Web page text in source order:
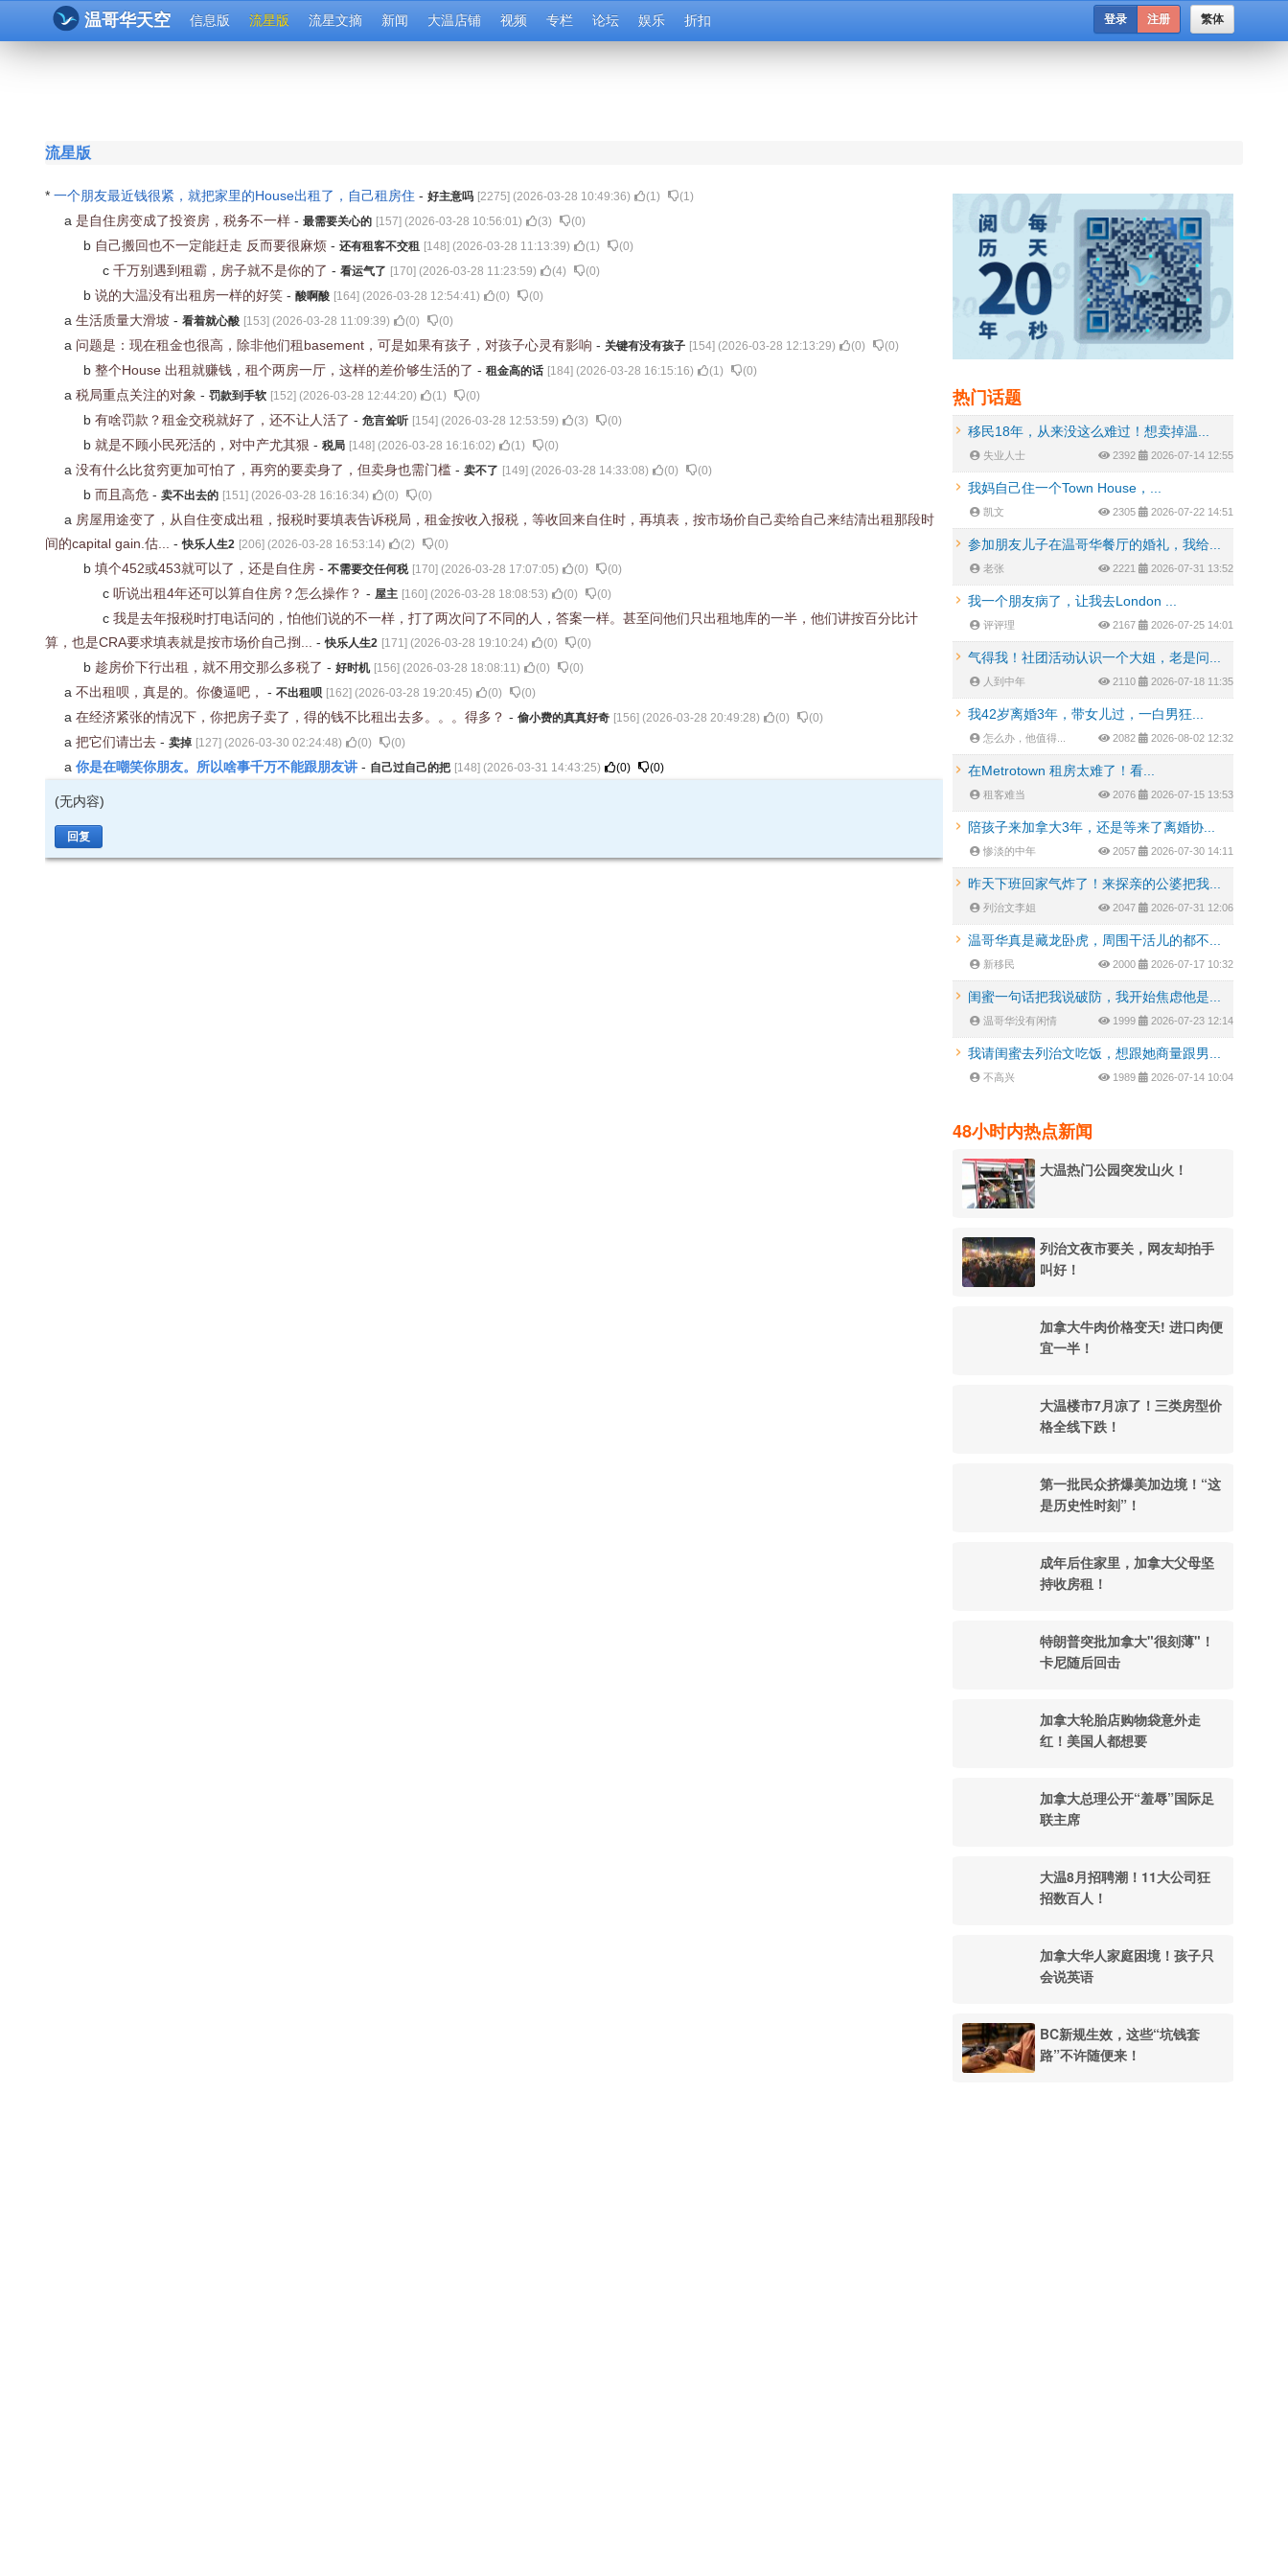
温哥华天空 信息版 流星版 流星文摘 新闻 大温店铺 视频 专栏 论坛 娱乐 折扣 繁体
登录 注册
流星版
* 一个朋友最近钱很紧，就把家里的House出租了，自己租房住 - 好主意吗 [2275] (2026-03-28 10:49:36) (1) (1)
a 是自住房变成了投资房，税务不一样 - 最需要关心的 [157] (2026-03-28 10:56:01) (3) (0)
b 自己搬回也不一定能赶走 反而要很麻烦 - 还有租客不交租 [148] (2026-03-28 11:13:39) (1) (0)
c 千万别遇到租霸，房子就不是你的了 - 看运气了 [170] (2026-03-28 11:23:59) (4) (0)
b 说的大温没有出租房一样的好笑 - 酸啊酸 [164] (2026-03-28 12:54:41) (0) (0)
a 生活质量大滑坡 - 看着就心酸 [153] (2026-03-28 11:09:39) (0) (0)
a 问题是：现在租金也很高，除非他们租basement，可是如果有孩子，对孩子心灵有影响 - 关键有没有孩子 [154] (2026-03-28 12:13:29) (0) (0)
b 整个House 出租就赚钱，租个两房一厅，这样的差价够生活的了 - 租金高的话 [184] (2026-03-28 16:15:16) (1) (0)
a 税局重点关注的对象 - 罚款到手软 [152] (2026-03-28 12:44:20) (1) (0)
b 有啥罚款？租金交税就好了，还不让人活了 - 危言耸听 [154] (2026-03-28 12:53:59) (3) (0)
b 就是不顾小民死活的，对中产尤其狠 - 税局 [148] (2026-03-28 16:16:02) (1) (0)
a 没有什么比贫穷更加可怕了，再穷的要卖身了，但卖身也需门槛 - 卖不了 [149] (2026-03-28 14:33:08) (0) (0)
b 而且高危 - 卖不出去的 [151] (2026-03-28 16:16:34) (0) (0)
a 房屋用途变了，从自住变成出租，报税时要填表告诉税局，租金按收入报税，等收回来自住时，再填表，按市场价自己卖给自己来结清出租那段时
间的capital gain.估... -快乐人生2 [206] (2026-03-28 16:53:14) (2) (0)
b 填个452或453就可以了，还是自住房 - 不需要交任何税 [170] (2026-03-28 17:07:05) (0) (0)
c 听说出租4年还可以算自住房？怎么操作？ - 屋主 [160] (2026-03-28 18:08:53) (0) (0)
c 我是去年报税时打电话问的，怕他们说的不一样，打了两次问了不同的人，答案一样。甚至问他们只出租地库的一半，他们讲按百分比计
算，也是CRA要求填表就是按市场价自己捯... -快乐人生2 [171] (2026-03-28 19:10:24) (0) (0)
b 趁房价下行出租，就不用交那么多税了 - 好时机 [156] (2026-03-28 18:08:11) (0) (0)
a 不出租呗，真是的。你傻逼吧， - 不出租呗 [162] (2026-03-28 19:20:45) (0) (0)
a 在经济紧张的情况下，你把房子卖了，得的钱不比租出去多。。。得多？ - 偷小费的真真好奇 [156] (2026-03-28 20:49:28) (0) (0)
a 把它们请岀去 - 卖掉 [127] (2026-03-30 02:24:48) (0) (0)
a 你是在嘲笑你朋友。所以啥事千万不能跟朋友讲 - 自己过自己的把 [148] (2026-03-31 14:43:25) (0) (0)
(无内容)
回复
热门话题
移民18年，从来没这么难过！想卖掉温...
失业人士 2392 2026-07-14 12:55
我妈自己住一个Town House，...
凯文 2305 2026-07-22 14:51
参加朋友儿子在温哥华餐厅的婚礼，我给...
老张 2221 2026-07-31 13:52
我一个朋友病了，让我去London ...
评评理 2167 2026-07-25 14:01
气得我！社团活动认识一个大姐，老是问...
人到中年 2110 2026-07-18 11:35
我42岁离婚3年，带女儿过，一白男狂...
怎么办，他值得... 2082 2026-08-02 12:32
在Metrotown 租房太难了！看...
租客难当 2076 2026-07-15 13:53
陪孩子来加拿大3年，还是等来了离婚协...
惨淡的中年 2057 2026-07-30 14:11
昨天下班回家气炸了！来探亲的公婆把我...
列治文李姐 2047 2026-07-31 12:06
温哥华真是藏龙卧虎，周围干活儿的都不...
新移民 2000 2026-07-17 10:32
闺蜜一句话把我说破防，我开始焦虑他是...
温哥华没有闲情 1999 2026-07-23 12:14
我请闺蜜去列治文吃饭，想跟她商量跟男...
不高兴 1989 2026-07-14 10:04
48小时内热点新闻
大温热门公园突发山火！
列治文夜市要关，网友却拍手
叫好！
加拿大牛肉价格变天! 进口肉便
宜一半！
大温楼市7月凉了！三类房型价
格全线下跌！
第一批民众挤爆美加边境！“这
是历史性时刻”！
成年后住家里，加拿大父母坚
持收房租！
特朗普突批加拿大"很刻薄"！
卡尼随后回击
加拿大轮胎店购物袋意外走
红！美国人都想要
加拿大总理公开“羞辱”国际足
联主席
大温8月招聘潮！11大公司狂
招数百人！
加拿大华人家庭困境！孩子只
会说英语
BC新规生效，这些“坑钱套
路”不许随便来！